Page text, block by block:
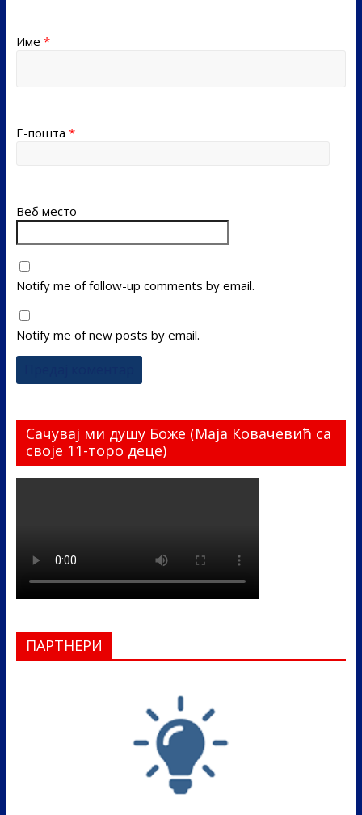
Име *
Е-пошта *
Веб место
Notify me of follow-up comments by email.
Notify me of new posts by email.
Сачувај ми душу Боже (Маја Ковачевић са
своје 11-торо деце)
ПАРТНЕРИ